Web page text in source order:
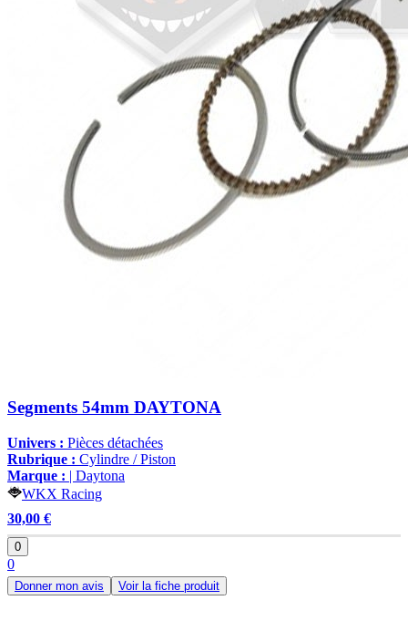
Segments 54mm DAYTONA
Univers : Pièces détachées
Rubrique : Cylindre / Piston
Marque : | Daytona
WKX Racing
30,00 €
0
0
Donner mon avis Voir la fiche produit